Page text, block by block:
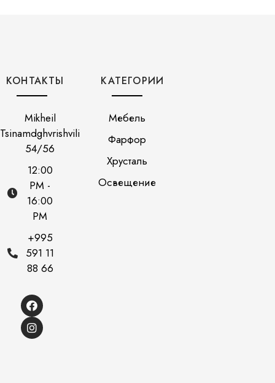
КОНТАКТЫ
Mikheil
Tsinamdghvrishvili
54/56
12:00
PM -
16:00
PM
+995
591 11
88 66
КАТЕГОРИИ
Мебель
Фарфор
Хрусталь
Освещение